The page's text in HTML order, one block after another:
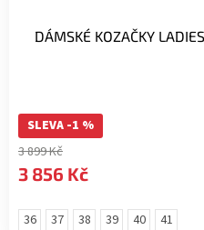
DÁMSKÉ KOZAČKY
SLEVA -1 %
3 899 Kč
3 856 Kč
36 37 38 39 40 41